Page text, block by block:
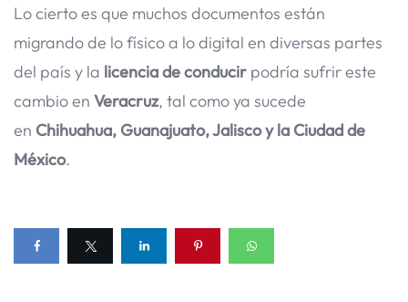
Lo cierto es que muchos documentos están
migrando de lo físico a lo digital en diversas partes
del país y la licencia de conducir podría sufrir este
cambio en Veracruz, tal como ya sucede
en Chihuahua, Guanajuato, Jalisco y la Ciudad de
México.